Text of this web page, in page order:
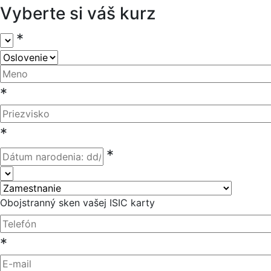
Vyberte si váš kurz
Vyberte si kurz
*
Oslovenie
Meno
*
Priezvisko
*
Dátum narodenia *
Národnosť
Zamestnanie
Obojstranný sken vašej ISIC karty
Telefón
*
E-mail